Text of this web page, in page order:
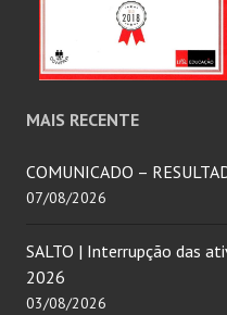
MAIS RECENTE
COMUNICADO –
07/08/2026
SALTO | Interrupção das
2026
03/08/2026